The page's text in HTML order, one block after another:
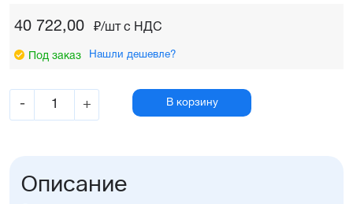
40 722,00 ₽/шт c НДС
Под заказ Нашли дешевле?
- + В корзину
Описание